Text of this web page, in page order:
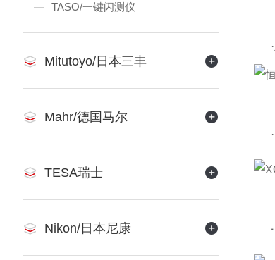
TASO/一键闪测仪
Mitutoyo/日本三丰
Mahr/德国马尔
TESA瑞士
Nikon/日本尼康
·
·
·